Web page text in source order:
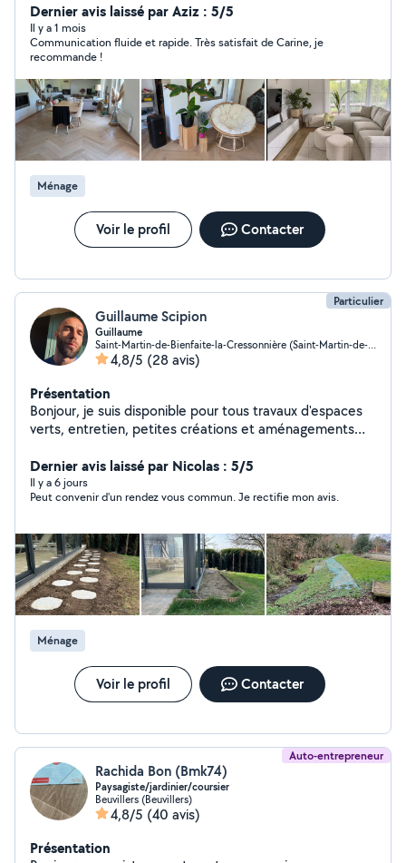
efficacité. Ménage (entretien, grand nettoyage, remise
en état) Courses et aide aux déplacements Aide à la
cuisine / préparation de repas Babysitting Autres aides
selon vos besoins Mes atouts : Sérieuse et ponctuelle
Minutieuse et organisée Adaptable à toutes les
demandes Secteur : jusqu'à 30 à 35 km autour de
Lisieux Tarif : à définir selon la prestation Contactez-moi
pour plus d'informations. Réponse rapide. Disponible
dès maintenant (semaine et /ou week end )
Dernier avis laissé par Aziz : 5/5
Il y a 1 mois
Communication fluide et rapide. Très satisfait de Carine, je
recommande !
Ménage
Voir le profil Contacter
Particulier
Guillaume Scipion
Guillaume
Saint-Martin-de-Bienfaite-la-Cressonnière (Saint-Martin-de-Bienfaite-la-Cressonnière)
4,8/5 (28 avis)
Présentation
Bonjour, je suis disponible pour tous travaux d'espaces
verts, entretien, petites créations et aménagements
reste à votre disposition pour tous renseignements.
Dernier avis laissé par Nicolas : 5/5
Il y a 6 jours
Peut convenir d'un rendez vous commun. Je rectifie mon avis.
Ménage
Voir le profil Contacter
Auto-entrepreneur
Rachida Bon (Bmk74)
Paysagiste/jardinier/coursier
Beuvillers (Beuvillers)
4,8/5 (40 avis)
Présentation